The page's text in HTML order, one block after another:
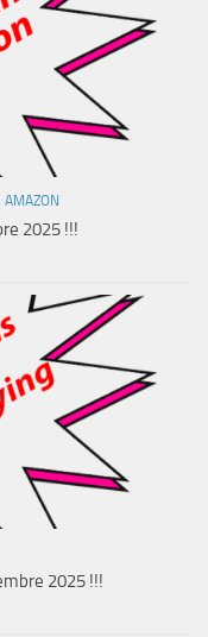
AMAZON
2025 !!!
2025 !!!